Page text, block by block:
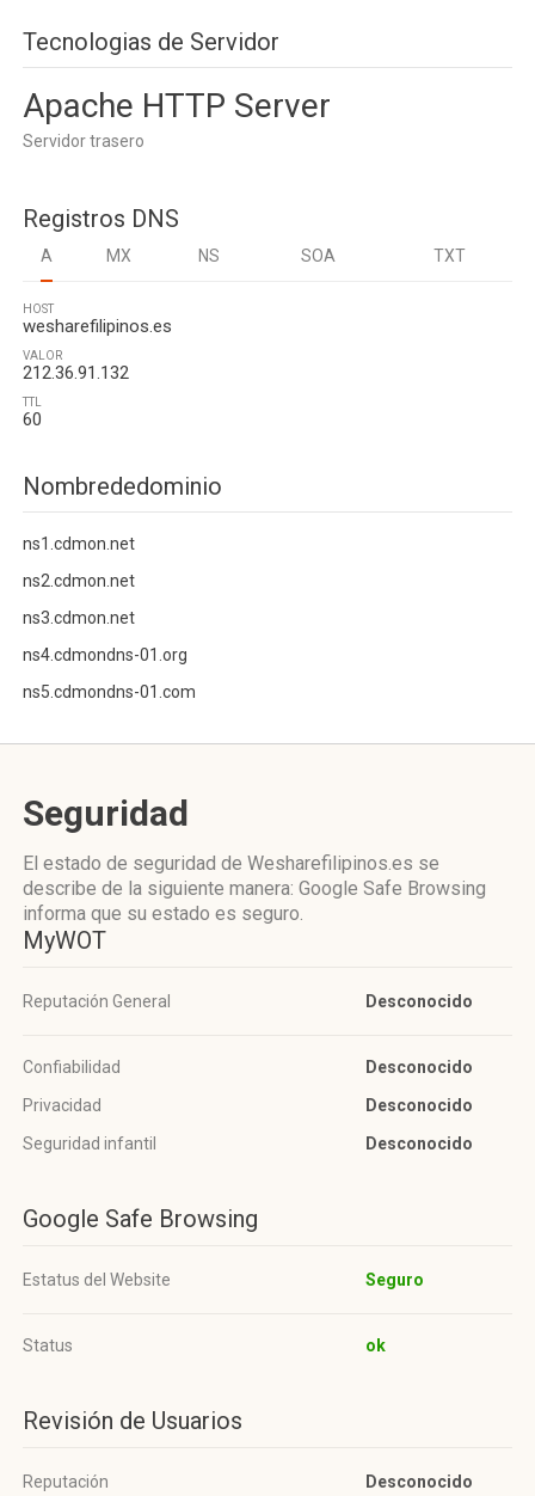
Tecnologias de Servidor
Apache HTTP Server
Servidor trasero
Registros DNS
A MX NS SOA TXT
HOST
wesharefilipinos.es
VALOR
212.36.91.132
TTL
60
Nombrededominio
ns1.cdmon.net
ns2.cdmon.net
ns3.cdmon.net
ns4.cdmondns-01.org
ns5.cdmondns-01.com
Seguridad
El estado de seguridad de Wesharefilipinos.es se
describe de la siguiente manera: Google Safe Browsing
informa que su estado es seguro.
MyWOT
Reputación General Desconocido
Confiabilidad
Desconocido
Privacidad
Desconocido
Seguridad infantil
Desconocido
Google Safe Browsing
Estatus del Website Seguro
Status ok
Revisión de Usuarios
Reputación Desconocido